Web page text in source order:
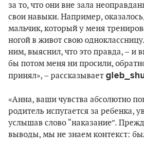
за то, что они вне зала
свои навыки. Например,
мальчик, который у меня
ногой в живот свою
ним, выяснил, что это правда, – и
бы потом меня ни просили,
принял», – рассказывает
«Анна, ваши чувства абсолютно
родитель испугается за ребенка,
услышав слово “наказание”.
выводы, мы не знаем контекст: